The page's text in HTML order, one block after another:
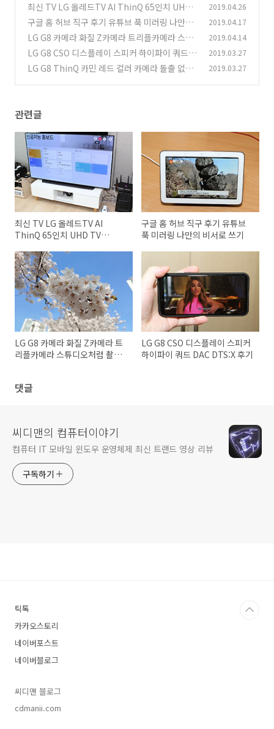
최신 TV LG 올레드TV AI ThinQ 65인치 UHD
TV OLED65C9GNA 특장점 후기
(1)
2019.04.26
구글 홈 허브 직구 후기 유튜브 푹 미러링 나만의
비서로 쓰기
(1)
2019.04.17
LG G8 카메라 화질 Z카메라 트리플카메라 스튜
디오처럼 촬영하기 (1)
2019.04.14
LG G8 CSO 디스플레이 스피커 하이파이 쿼드 D
AC DTS:X 후기
(5)
2019.03.27
LG G8 ThinQ 카민 레드 컬러 카메라 돌출 없고
2019.03.27
관련글
최신 TV LG 올레드TV AI
ThinQ 65인치 UHD TV
구글 홈 허브 직구 후기 유튜브
푹 미러링 나만의 비서로 쓰기
LG G8 카메라 화질 Z카메라 트
리플카메라 스튜디오처럼 촬영
LG G8 CSO 디스플레이 스피커
하이파이 쿼드 DAC DTS:X 후기
댓글
씨디맨의 컴퓨터이야기
컴퓨터 IT 모바일 윈도우 운영체제 최신 트랜드 영상 리뷰
구독하기
틱톡
카카오스토리
네이버포스트
네이버블로그
씨디맨 블로그
cdmanii.com